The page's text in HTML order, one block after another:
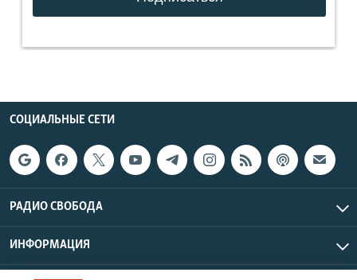
СОЦИАЛЬНЫЕ СЕТИ
РАДИО СВОБОДА
ИНФОРМАЦИЯ